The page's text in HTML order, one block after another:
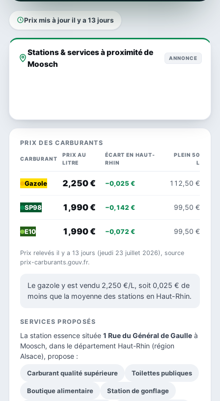
Prix mis à jour il y a 13 jours
Stations & services à proximité de
Moosch
ANNONCE
PRIX DES CARBURANTS
CARBURANT
PRIX AU
LITRE
ÉCART EN HAUT-
RHIN
PLEIN 50
L
Gazole 2,250 € −0,025 € 112,50 €
SP98 1,990 € −0,142 € 99,50 €
E10 1,990 € −0,072 € 99,50 €
Prix relevés il y a 13 jours (jeudi 23 juillet 2026), source
prix-carburants.gouv.fr.
Le gazole y est vendu 2,250 €/L, soit 0,025 € de
moins que la moyenne des stations en Haut-Rhin.
SERVICES PROPOSÉS
La station essence située 1 Rue du Général de Gaulle à
Moosch, dans le département Haut-Rhin (région
Alsace), propose :
Carburant qualité supérieure Toilettes publiques
Boutique alimentaire Station de gonflage